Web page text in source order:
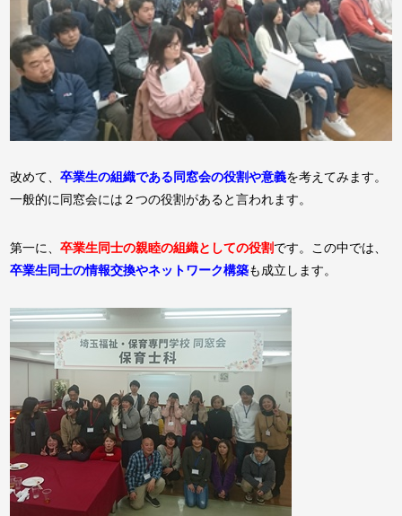
改めて、卒業生の組織である同窓会の役割や意義を考えてみます。
一般的に同窓会には２つの役割があると言われます。
第一に、卒業生同士の親睦の組織としての役割です。この中では、
卒業生同士の情報交換やネットワーク構築も成立します。